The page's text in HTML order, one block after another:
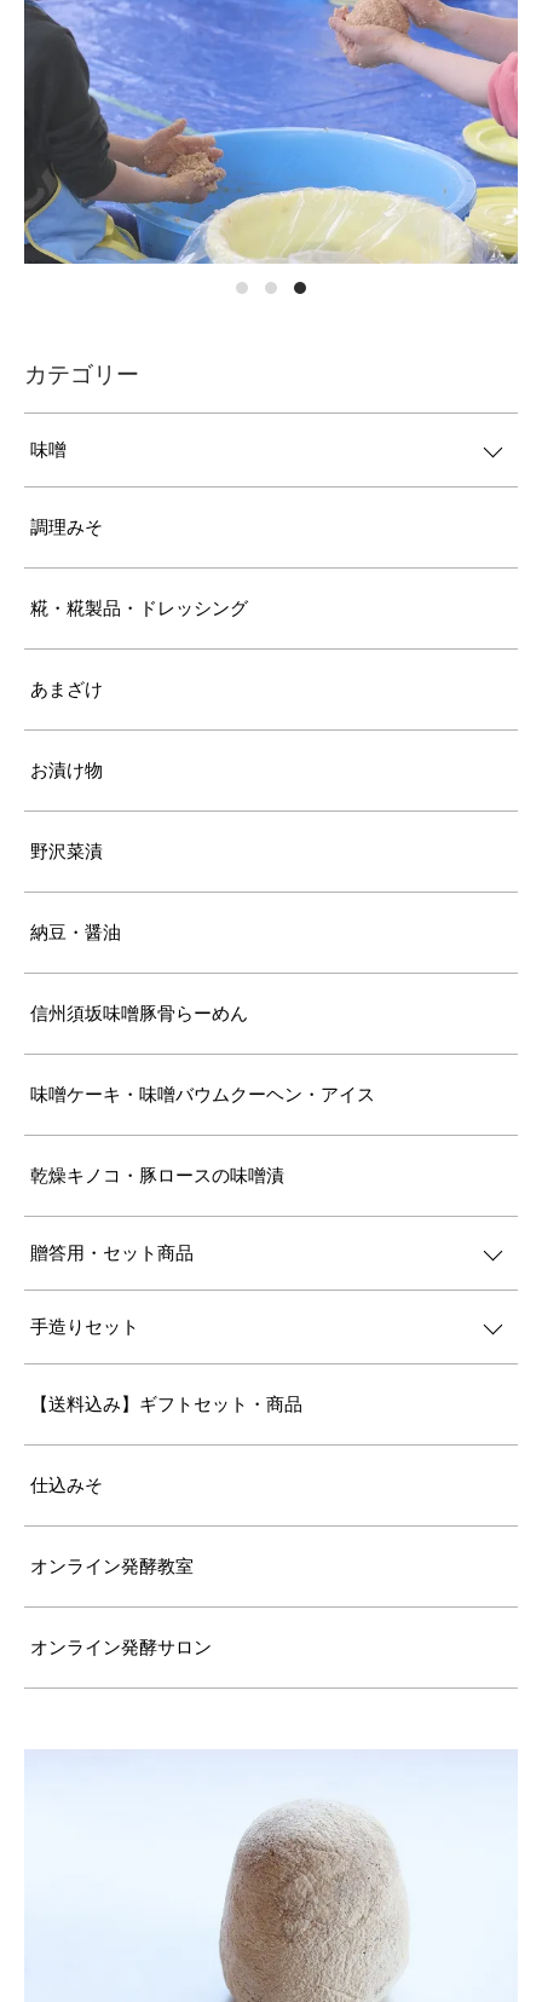
カテゴリー
味噌
調理みそ
糀・糀製品・ドレッシング
あまざけ
お漬け物
野沢菜漬
納豆・醤油
信州須坂味噌豚骨らーめん
味噌ケーキ・味噌バウムクーヘン・アイス
乾燥キノコ・豚ロースの味噌漬
贈答用・セット商品
手造りセット
【送料込み】ギフトセット・商品
仕込みそ
オンライン発酵教室
オンライン発酵サロン